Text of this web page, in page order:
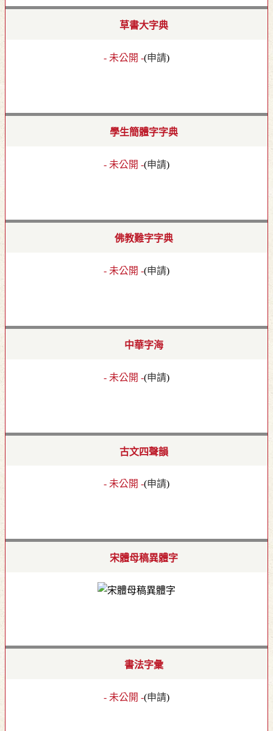
草書大字典
- 未公開 -(申請)
學生簡體字字典
- 未公開 -(申請)
佛教難字字典
- 未公開 -(申請)
中華字海
- 未公開 -(申請)
古文四聲韻
- 未公開 -(申請)
宋體母稿異體字
書法字彙
- 未公開 -(申請)